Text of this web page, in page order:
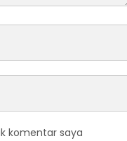
komentar saya